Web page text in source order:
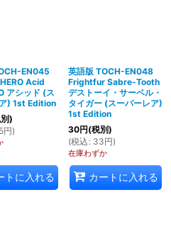
EN045
Acid
アシッド (ス
) 1st Edition
)
円)
トに入れる
英語版 TOCH-EN048
Frightfur Sabre-Tooth
デストーイ・サーベル・
タイガー (スーパーレア)
1st Edition
30円(税別)
(税込 : 33円)
在庫わずか
カートに入れる